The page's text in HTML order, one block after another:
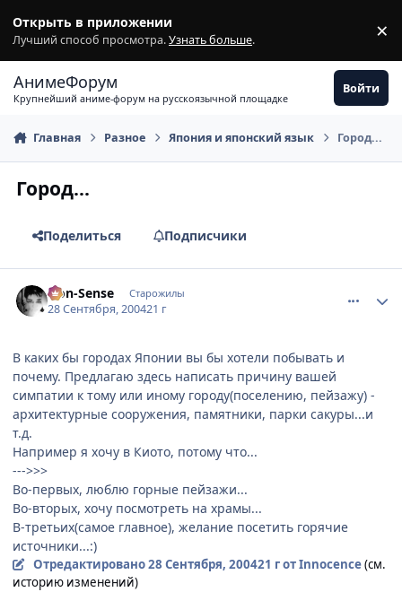
Открыть в приложении
Лучший способ просмотра.Узнать больше. ×
АнимеФорум
Крупнейший аниме-форум на русскоязычной площадке
Войти
Главная Разное Япония и японский язык Город...
Город...
Поделиться Подписчики
Non-Sense Старожилы
28 Сентября, 200421 г
В каких бы городах Японии вы бы хотели побывать и
почему. Предлагаю здесь написать причину вашей
симпатии к тому или иному городу(поселению, пейзажу) -
архитектурные сооружения, памятники, парки сакуры...и
т.д.
Например я хочу в Киото, потому что...
--->>>
Во-первых, люблю горные пейзажи...
Во-вторых, хочу посмотреть на храмы...
В-третьих(самое главное), желание посетить горячие
источники...:)
Отредактировано28 Сентября, 200421 гот Innocence(см.
историю изменений)